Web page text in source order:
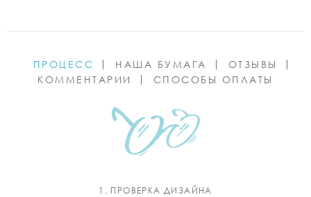
ПРОЦЕСС НАША БУМАГА
ОТЗЫВЫ
КОММЕНТАРИИ
СПОСОБЫ ОПЛАТЫ
1. ПРОВЕРКА ДИЗАЙНА